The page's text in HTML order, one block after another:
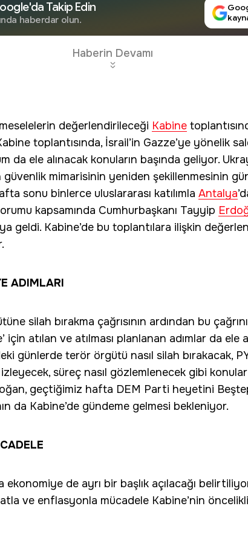
Takip Edin
haberdar olun.
Haberin Devamı
değerlendirileceği Kabine
toplantısında, İsrail’in Gazze’ye yönelik
da ele alınacak konuların başında geliyor.
güvenlik mimarisinin yeniden şekillenmesinin
sonu binlerce uluslararası katılımla Antalya
kapsamında Cumhurbaşkanı Tayyip
geldi. Kabine’de bu toplantılara ilişkin
ADIMLARI
silah bırakma çağrısının ardından bu
için atılan ve atılması planlanan adımlar da ele
günlerde terör örgütü nasıl silah bırakacak,
süreç nasıl gözlemlenecek gibi
geçtiğimiz hafta DEM Parti heyetini
da Kabine’de gündeme gelmesi bekleniyor.
ekonomiye de ayrı bir başlık açılacağı
ve enflasyonla mücadele Kabine’nin